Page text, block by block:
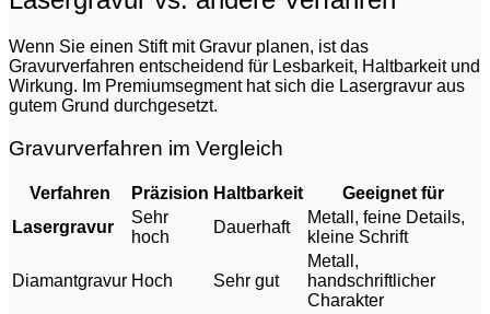
Wenn Sie einen Stift mit Gravur planen, ist das
Gravurverfahren entscheidend für Lesbarkeit, Haltbarkeit und
Wirkung. Im Premiumsegment hat sich die Lasergravur aus
gutem Grund durchgesetzt.
Gravurverfahren im Vergleich
Verfahren Präzision Haltbarkeit
Geeignet für
Lasergravur
Sehr
hoch
Dauerhaft
Metall, feine Details,
kleine Schrift
Diamantgravur Hoch Sehr gut
Metall,
handschriftlicher
Charakter